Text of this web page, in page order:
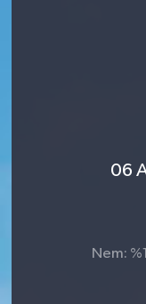
06
Nem:
Magazin
Sağlık